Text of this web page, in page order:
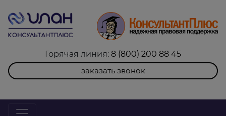
Горячая линия: 8 (800) 200 88 45
заказать звонок